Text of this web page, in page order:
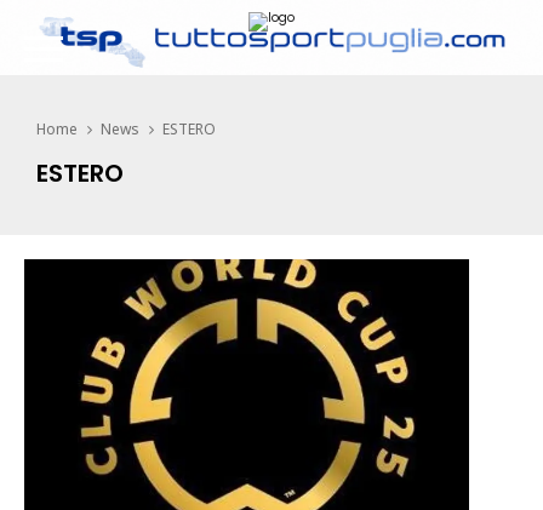
Home News ESTERO
ESTERO